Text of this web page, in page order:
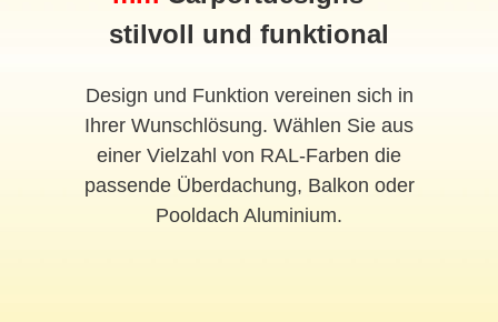
stilvoll und funktional
Design und Funktion vereinen sich in
Ihrer Wunschlösung. Wählen Sie aus
einer Vielzahl von RAL-Farben die
passende Überdachung, Balkon oder
Pooldach Aluminium.